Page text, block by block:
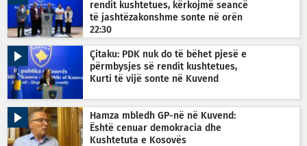
rendit kushtetues, kërkojmë seancë
të jashtëzakonshme sonte në orën
22:30
Çitaku: PDK nuk do të bëhet pjesë e
përmbysjes së rendit kushtetues,
Kurti të vijë sonte në Kuvend
Hamza mbledh GP-në në Kuvend:
Është cenuar demokracia dhe
Kushtetuta e Kosovës